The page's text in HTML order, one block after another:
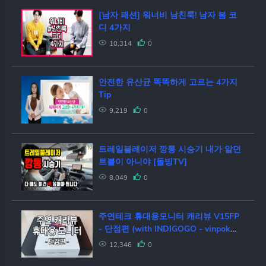
[남자 패션] 워너비 남친룩! 남자 봄 코
디 4가지
10,314 0
안전한 유산균 똑똑하게 고르는 4가지
Tip
9,219 0
트레일블레이저 깡통 시승기 내가 알던
트블이 아니야 [돌빙TV]
8,049 0
주연테크 휴대용모니터 캐리뷰 V15FP
- 단점편 (with INDIGOGO - vinpok
Split monitor)
12,346 0